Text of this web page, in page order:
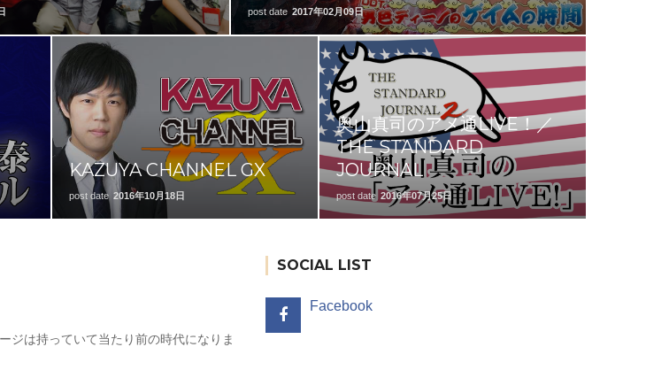
post date 2017年02月09日
KAZUYA CHANNEL GX
post date 2016年10月18日
奥山真司のアメ通LIVE！／
THE STANDARD
JOURNAL
post date 2016年07月25日
ジは持っていて当たり前の時代になりま
SOCIAL LIST
Facebook